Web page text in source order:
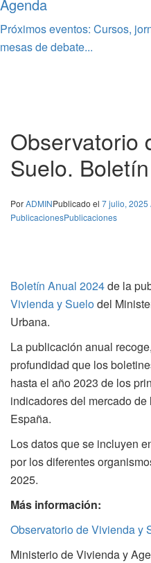
Agenda
Próximos eventos: Cursos,
mesas de debate...
Observatorio
Suelo.
PorADMINPublicado el 7 julio, 2025
PublicacionesPublicaciones
Boletín Anual 2024de la
Vivienda y Suelodel
Urbana.
La publicación anual
profundidad que los
hasta el año 2023 de los
indicadores del mercado
España.
Los datos que se incluyen
por los diferentes
2025.
Más información:
Observatorio de Vivienda y
Ministerio de Vivienda y